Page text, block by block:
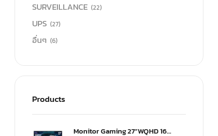
SURVEILLANCE (22)
UPS (27)
อื่นๆ (6)
Products
Monitor Gaming 27”WQHD 165Hz ultra-IPS Monitor(US) (CMI-GP27-FQS-US)